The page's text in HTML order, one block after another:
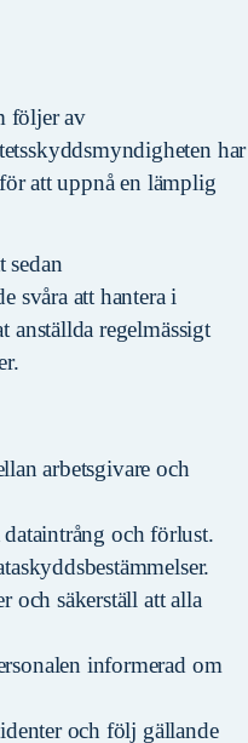
följer av
har
att uppnå en lämplig
sedan
svåra att hantera i
anställda regelmässigt
arbetsgivare och
och förlust.
och säkerställ att alla
informerad om
och följ gällande